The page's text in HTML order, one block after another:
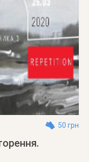
50 грн